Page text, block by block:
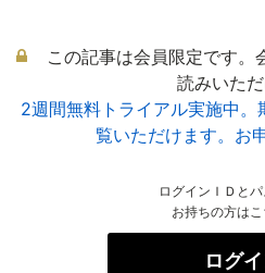
この記事は会員限定です。
読みいただ
2週間無料トライアル実施中
覧いただけます。お
ログインＩＤと
お持ちの方は
ログ